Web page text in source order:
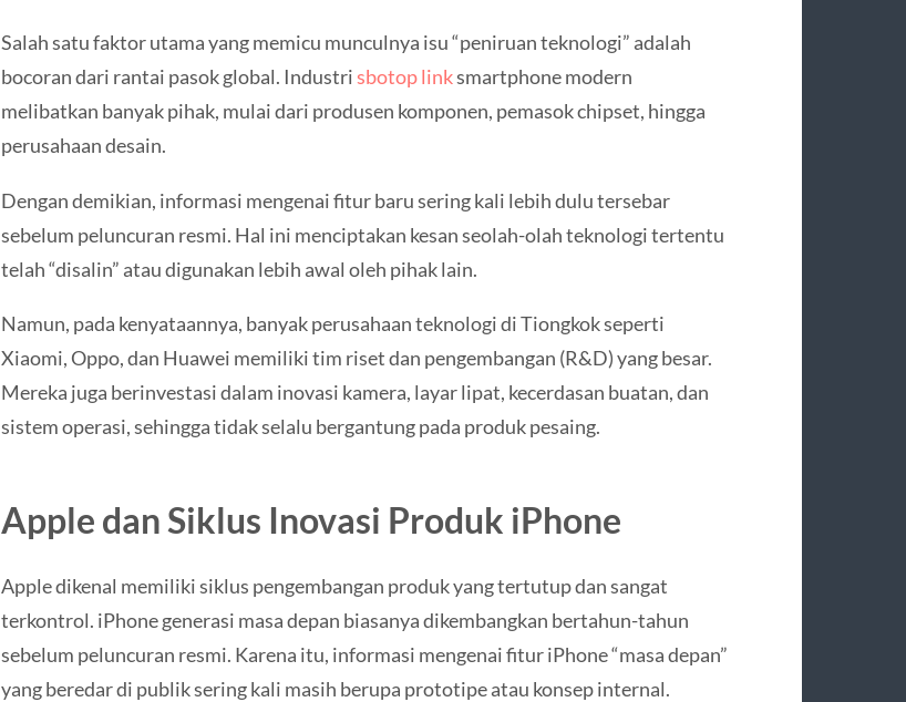
Salah satu faktor utama yang memicu munculnya isu “peniruan teknologi” adalah
bocoran dari rantai pasok global. Industrisbotop linksmartphone modern
melibatkan banyak pihak, mulai dari produsen komponen, pemasok chipset, hingga
perusahaan desain.
Dengan demikian, informasi mengenai fitur baru sering kali lebih dulu tersebar
sebelum peluncuran resmi. Hal ini menciptakan kesan seolah-olah teknologi tertentu
telah “disalin” atau digunakan lebih awal oleh pihak lain.
Namun, pada kenyataannya, banyak perusahaan teknologi di Tiongkok seperti
Xiaomi, Oppo, dan Huawei memiliki tim riset dan pengembangan (R&D) yang besar.
Mereka juga berinvestasi dalam inovasi kamera, layar lipat, kecerdasan buatan, dan
sistem operasi, sehingga tidak selalu bergantung pada produk pesaing.
Apple dan Siklus Inovasi Produk iPhone
Apple dikenal memiliki siklus pengembangan produk yang tertutup dan sangat
terkontrol. iPhone generasi masa depan biasanya dikembangkan bertahun-tahun
sebelum peluncuran resmi. Karena itu, informasi mengenai fitur iPhone “masa depan”
yang beredar di publik sering kali masih berupa prototipe atau konsep internal.